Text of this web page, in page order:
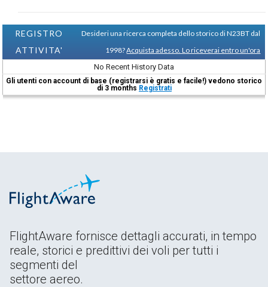
REGISTRO
ATTIVITA'
Desideri una ricerca completa dello storico di N23BT dal
1998?Acquista adesso. Lo riceverai entro un'ora
No Recent History Data
Gli utenti con account di base (registrarsi è gratis e facile!) vedono storico
di 3 months Registrati
FlightAware fornisce dettagli accurati, in tempo
reale, storici e predittivi dei voli per tutti i
segmenti del
settore aereo.